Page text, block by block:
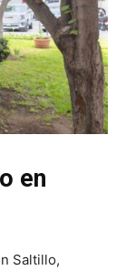
en
Saltillo,